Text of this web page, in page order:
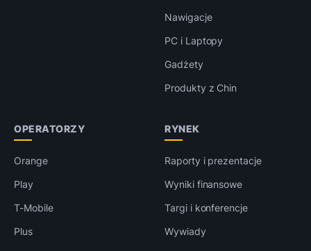
Nawigacje
PC i Laptopy
Gadżety
Produkty z Chin
OPERATORZY
Orange
Play
T-Mobile
Plus
RYNEK
Raporty i prezentacje
Wyniki finansowe
Targi i konferencje
Wywiady